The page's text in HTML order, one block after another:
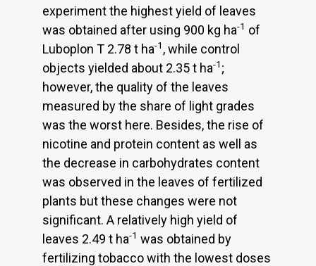
experiment the highest yield of leaves
was obtained after using 900 kg ha-1 of
Luboplon T 2.78 t ha-1 , while control
objects yielded about 2.35 t ha-1 ;
however, the quality of the leaves
measured by the share of light grades
was the worst here. Besides, the rise of
nicotine and protein content as well as
the decrease in carbohydrates content
was observed in the leaves of fertilized
plants but these changes were not
significant. A relatively high yield of
leaves 2.49 t ha-1 was obtained by
fertilizing tobacco with the lowest doses